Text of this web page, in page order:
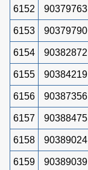
6152 90379763
6153 90379790
6154 90382872
6155 90384219
6156 90387356
6157 90388475
6158 90389024
6159 90389039